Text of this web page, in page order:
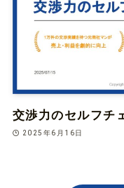
交渉力のセルフチ
2025年6月16日